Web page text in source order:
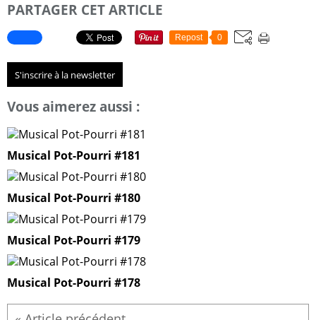
PARTAGER CET ARTICLE
Repost 0
S'inscrire à la newsletter
Vous aimerez aussi :
Musical Pot-Pourri #181
Musical Pot-Pourri #180
Musical Pot-Pourri #179
Musical Pot-Pourri #178